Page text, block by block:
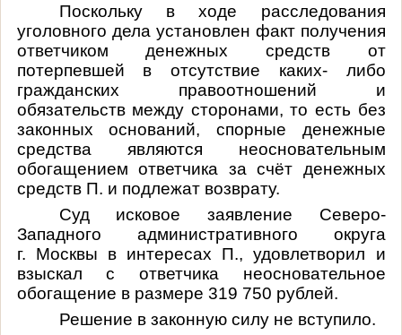
Поскольку в ходе расследования
уголовного дела установлен факт получения
ответчиком денежных средств от
потерпевшей в отсутствие каких- либо
гражданских правоотношений и
обязательств между сторонами, то есть без
законных оснований, спорные денежные
средства являются неосновательным
обогащением ответчика за счёт денежных
средств П. и подлежат возврату.
Суд исковое заявление Северо-
Западного административного округа
г. Москвы в интересах П., удовлетворил и
взыскал с ответчика неосновательное
обогащение в размере 319 750 рублей.
Решение в законную силу не вступило.